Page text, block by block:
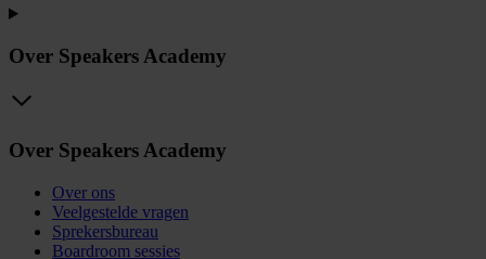
Over Speakers Academy
Over Speakers Academy
Over ons
Veelgestelde vragen
Sprekersbureau
Boardroom sessies